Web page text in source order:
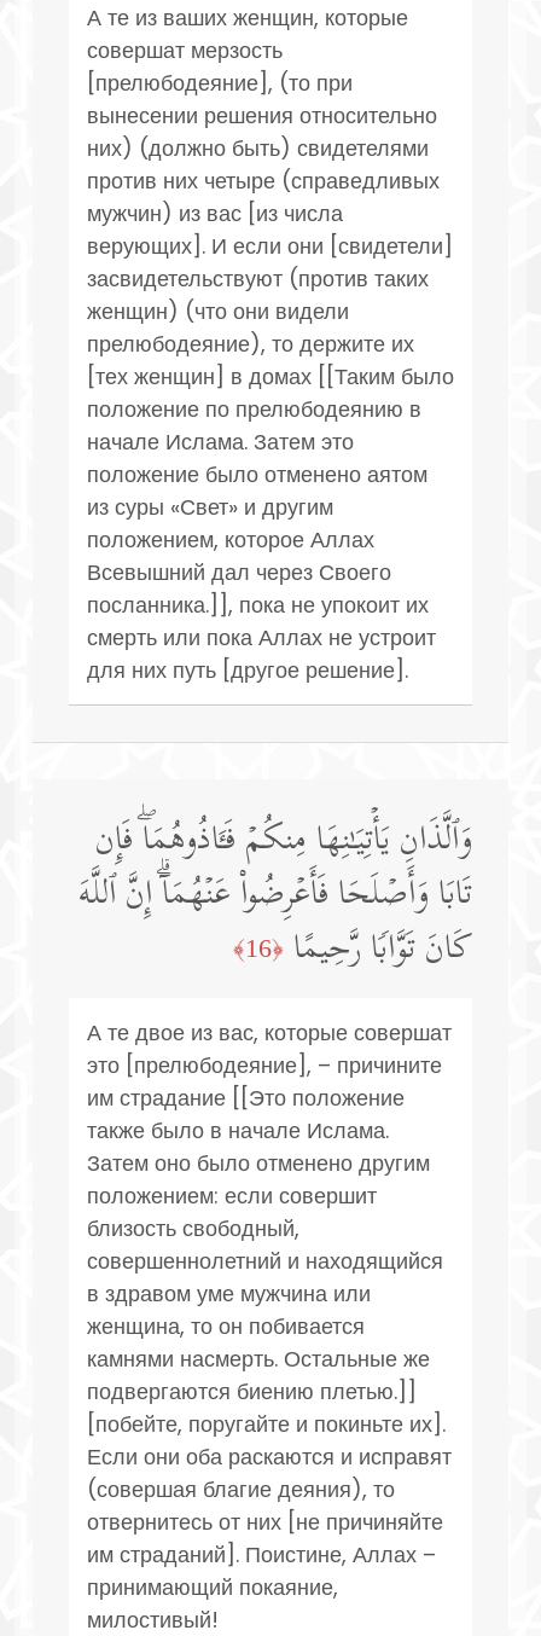
А те из ваших женщин, которые
совершат мерзость
[прелюбодеяние], (то при
вынесении решения относительно
них) (должно быть) свидетелями
против них четыре (справедливых
мужчин) из вас [из числа
верующих]. И если они [свидетели]
засвидетельствуют (против таких
женщин) (что они видели
прелюбодеяние), то держите их
[тех женщин] в домах [[Таким было
положение по прелюбодеянию в
начале Ислама. Затем это
положение было отменено аятом
из суры «Свет» и другим
положением, которое Аллах
Всевышний дал через Своего
посланника.]], пока не упокоит их
смерть или пока Аллах не устроит
для них путь [другое решение].
وَٱلَّذَانِ یَأۡتِیَـٰنِهَا مِنكُمۡ فَـَٔاذُوهُمَاۖ فَإِن
تَابَا وَأَصۡلَحَا فَأَعۡرِضُوا۟ عَنۡهُمَاۤۗ إِنَّ ٱللَّهَ
كَانَ تَوَّابࣰا رَّحِیمًا ﴿16﴾
А те двое из вас, которые совершат
это [прелюбодеяние], – причините
им страдание [[Это положение
также было в начале Ислама.
Затем оно было отменено другим
положением: если совершит
близость свободный,
совершеннолетний и находящийся
в здравом уме мужчина или
женщина, то он побивается
камнями насмерть. Остальные же
подвергаются биению плетью.]]
[побейте, поругайте и покиньте их].
Если они оба раскаются и исправят
(совершая благие деяния), то
отвернитесь от них [не причиняйте
им страданий]. Поистине, Аллах –
принимающий покаяние,
милостивый!